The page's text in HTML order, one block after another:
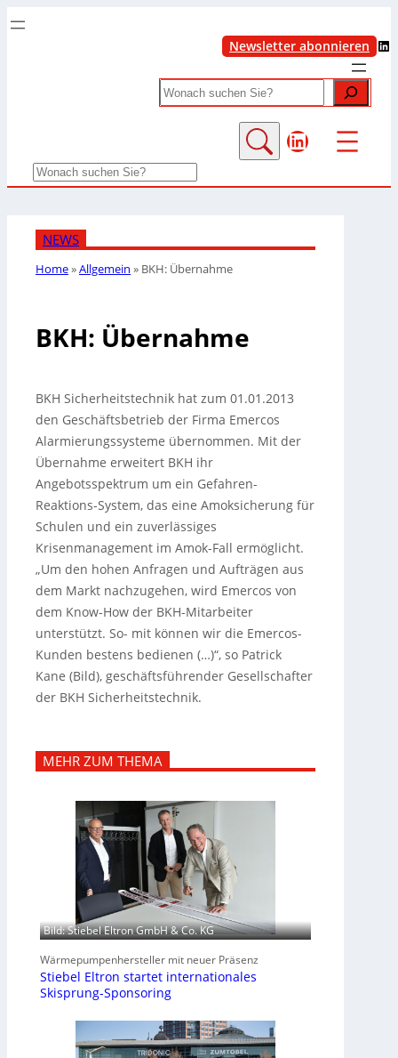
Newsletter abonnieren LinkedIn
Search
LinkedIn
Search
NEWS
Home»Allgemein » BKH: Übernahme
BKH: Übernahme
BKH Sicherheitstechnik hat zum 01.01.2013
den Geschäftsbetrieb der Firma Emercos
Alarmierungssysteme übernommen. Mit der
Übernahme erweitert BKH ihr
Angebotsspektrum um ein Gefahren-
Reaktions-System, das eine Amoksicherung für
Schulen und ein zuverlässiges
Krisenmanagement im Amok-Fall ermöglicht.
„Um den hohen Anfragen und Aufträgen aus
dem Markt nachzugehen, wird Emercos von
dem Know-How der BKH-Mitarbeiter
unterstützt. So- mit können wir die Emercos-
Kunden bestens bedienen (…)“, so Patrick
Kane (Bild), geschäftsführender Gesellschafter
der BKH Sicherheitstechnik.
MEHR ZUM THEMA
Bild: Stiebel Eltron GmbH & Co. KG
Wärmepumpenhersteller mit neuer Präsenz
Stiebel Eltron startet internationales
Skisprung-Sponsoring